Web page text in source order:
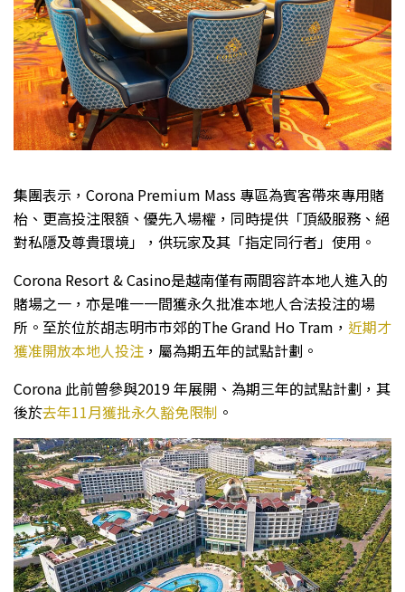
集團表示，Corona Premium Mass 專區為賓客帶來專用賭
枱、更高投注限額、優先入場權，同時提供「頂級服務、絕
對私隱及尊貴環境」，供玩家及其「指定同行者」使用。
Corona Resort & Casino是越南僅有兩間容許本地人進入的
賭場之一，亦是唯一一間獲永久批准本地人合法投注的場
所。至於位於胡志明市市郊的The Grand Ho Tram， 近期才
獲准開放本地人投注 ，屬為期五年的試點計劃。
Corona 此前曾參與2019 年展開、為期三年的試點計劃，其
後於去年11月獲批永久豁免限制 。